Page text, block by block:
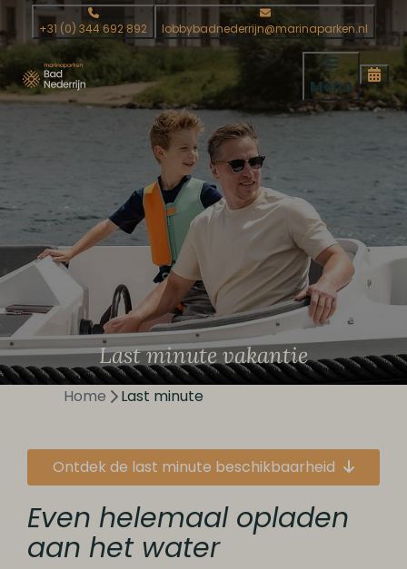
+31 (0) 344 692 892 lobbybadnederrijn@marinaparken.nl
Menu
Last minute vakantie
Home Last minute
Ontdek de last minute beschikbaarheid
Even helemaal opladen
aan het water